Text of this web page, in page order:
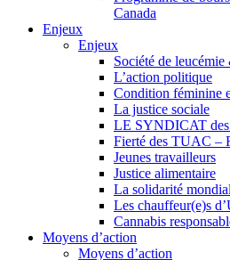
Canada
Enjeux
Enjeux
Société de
L’action politique
Condition féminine
La justice sociale
LE SYNDICAT des
Fierté des TUAC –
Jeunes travailleurs
Justice alimentaire
La solidarité
Les chauffeur(e)s
Cannabis
Moyens d’action
Moyens d’action